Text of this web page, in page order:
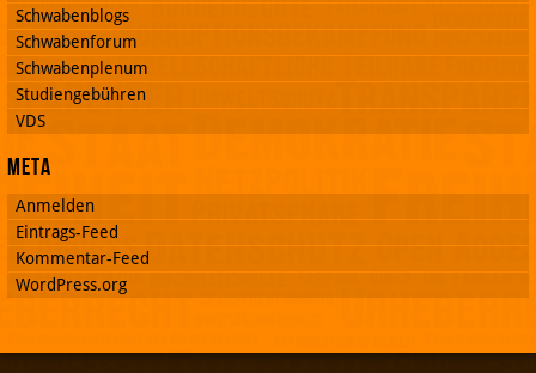
Schwabenblogs
Schwabenforum
Schwabenplenum
Studiengebühren
VDS
Meta
Anmelden
Eintrags-Feed
Kommentar-Feed
WordPress.org